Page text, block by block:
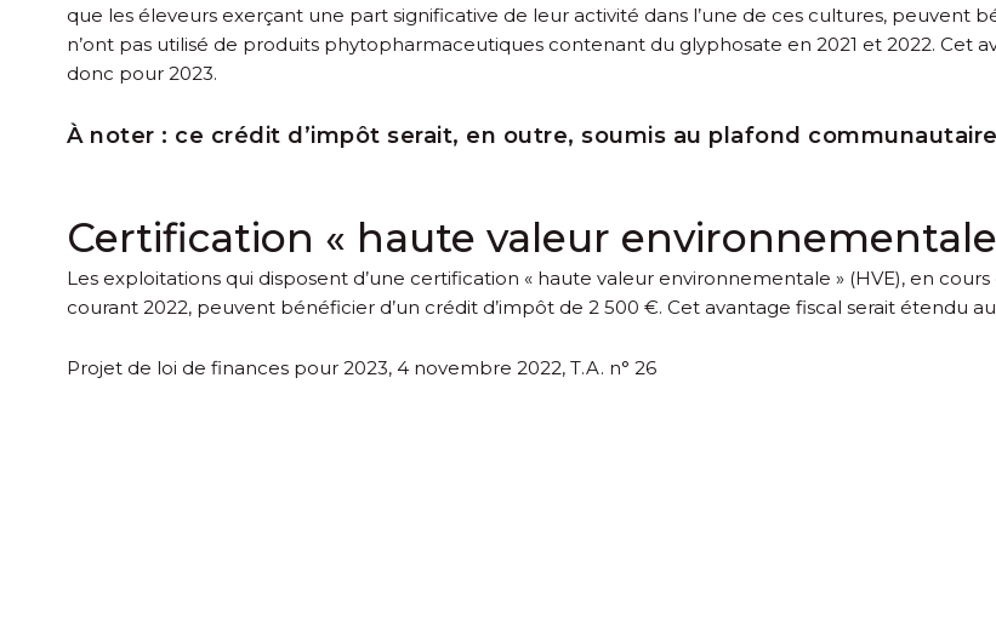
que les éleveurs exerçant une part significative de leur activité dans l’une de ces cultures, peuvent
n’ont pas utilisé de produits phytopharmaceutiques contenant du glyphosate en 2021 et 2022. Cet
donc pour 2023.
À noter : ce crédit d’impôt serait, en outre, soumis au plafond
Certification « haute valeur
Les exploitations qui disposent d’une certification « haute valeur environnementale » (HVE), en
courant 2022, peuvent bénéficier d’un crédit d’impôt de 2 500 €. Cet avantage fiscal serait étendu
Projet de loi de finances pour 2023, 4 novembre 2022, T.A. n° 26